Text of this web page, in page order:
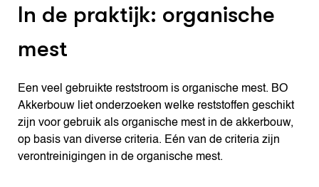
In de praktijk: organische
mest
Een veel gebruikte reststroom is organische mest. BO
Akkerbouw liet onderzoeken welke reststoffen geschikt
zijn voor gebruik als organische mest in de akkerbouw,
op basis van diverse criteria. Eén van de criteria zijn
verontreinigingen in de organische mest.